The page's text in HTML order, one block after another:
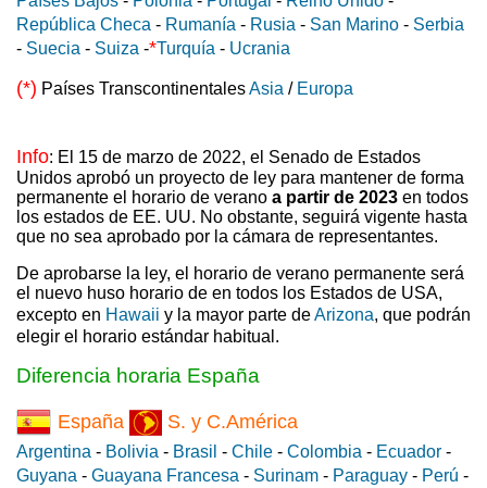
República Checa - Rumanía - Rusia - San Marino - Serbia
- Suecia - Suiza -*Turquía - Ucrania
(*) Países TranscontinentalesAsia / Europa
Info: El 15 de marzo de 2022, el Senado de Estados
Unidos aprobó un proyecto de ley para mantener de forma
permanente el horario de verano a partir de 2023 en todos
los estados de EE. UU. No obstante, seguirá vigente hasta
que no sea aprobado por la cámara de representantes.
De aprobarse la ley, el horario de verano permanente será
el nuevo huso horario de en todos los Estados de USA,
excepto en Hawaii y la mayor parte deArizona, que podrán
elegir el horario estándar habitual.
Diferencia horaria España
España S. y C.América
Argentina - Bolivia - Brasil - Chile - Colombia - Ecuador -
Guyana - Guayana Francesa - Surinam - Paraguay - Perú -